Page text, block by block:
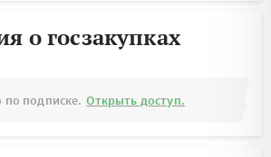
о госзакупках
по подписке. Открыть доступ.